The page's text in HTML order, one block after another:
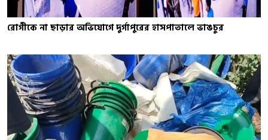
রোগীকে না ছাড়ার অভিযোগে দুর্গাপুরের হাসপাতালে ভাঙচুর